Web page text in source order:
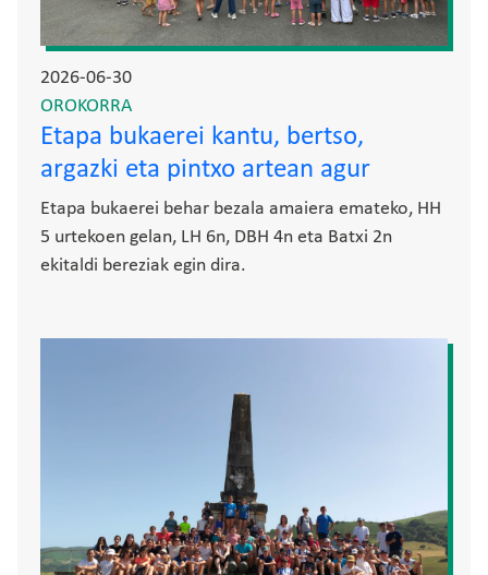
2026-06-30
OROKORRA
Etapa bukaerei kantu, bertso,
argazki eta pintxo artean agur
Etapa bukaerei behar bezala amaiera emateko, HH
5 urtekoen gelan, LH 6n, DBH 4n eta Batxi 2n
ekitaldi bereziak egin dira.